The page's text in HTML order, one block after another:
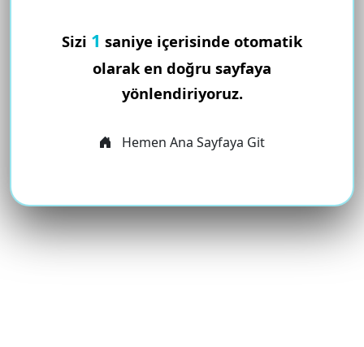
Sizi 1 saniye içerisinde otomatik
olarak en doğru sayfaya
yönlendiriyoruz.
Hemen Ana Sayfaya Git